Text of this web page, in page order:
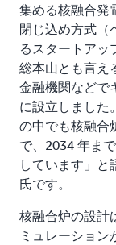
集める核融合発
閉じ込め方式（
るスタートアッ
総本山とも言え
金融機関などで
に設立しました
の中でも核融合
で、2034 年ま
しています」と
氏です。
核融合炉の設計
ミュレーショ